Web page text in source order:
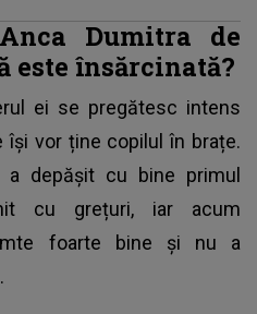
Dumitra de
este însărcinată?
ei se pregătesc intens
vor ține copilul în brațe.
depășit cu bine primul
cu grețuri, iar acum
foarte bine și nu a